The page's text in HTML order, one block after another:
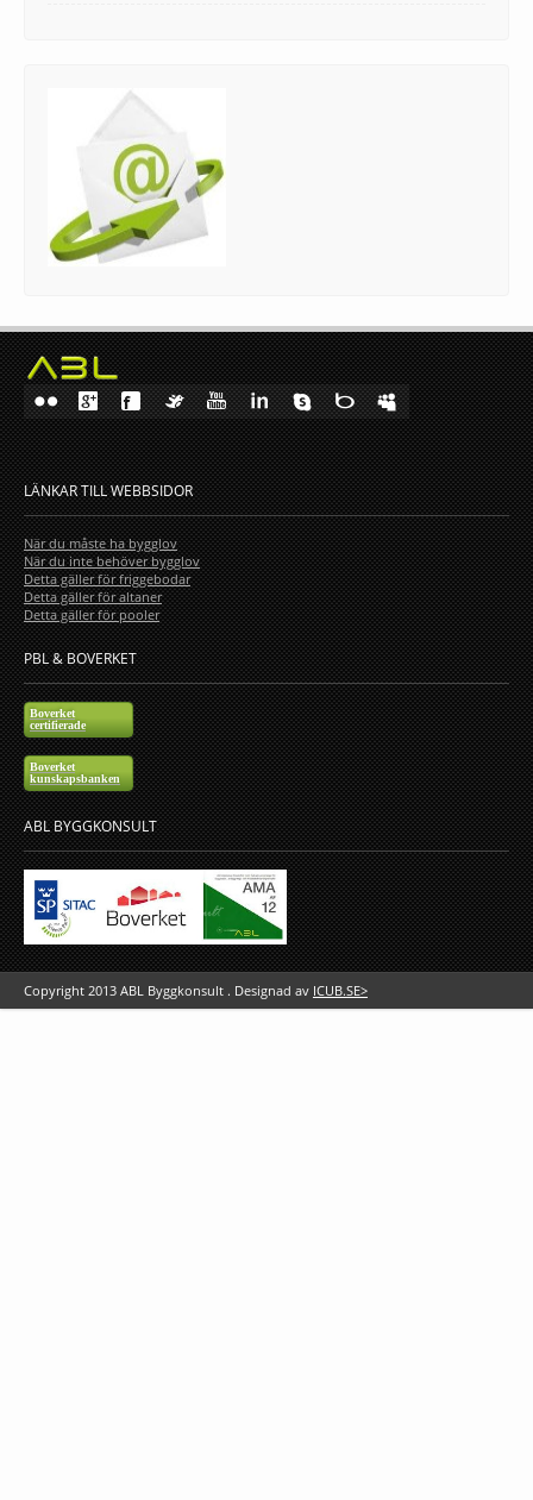
LÄNKAR TILL WEBBSIDOR
När du måste ha bygglov
När du inte behöver bygglov
Detta gäller för friggebodar
Detta gäller för altaner
Detta gäller för pooler
PBL & BOVERKET
Boverket
certifierade
Boverket
kunskapsbanken
ABL BYGGKONSULT
Copyright 2013 ABL Byggkonsult . Designad av ICUB.SE>